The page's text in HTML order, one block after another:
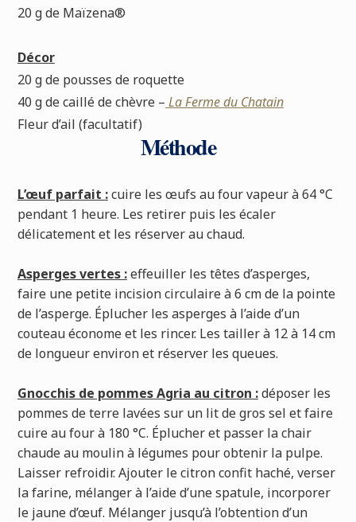
20 g de Maïzena®
Décor
20 g de pousses de roquette
40 g de caillé de chèvre – La Ferme du Chatain
Fleur d’ail (facultatif)
Méthode
L’œuf parfait :cuire les œufs au four vapeur à 64 °C
pendant 1 heure. Les retirer puis les écaler
délicatement et les réserver au chaud.
Asperges vertes :effeuiller les têtes d’asperges,
faire une petite incision circulaire à 6 cm de la pointe
de l’asperge. Éplucher les asperges à l’aide d’un
couteau économe et les rincer. Les tailler à 12 à 14 cm
de longueur environ et réserver les queues.
Gnocchis de pommes Agria au citron :déposer les
pommes de terre lavées sur un lit de gros sel et faire
cuire au four à 180 °C. Éplucher et passer la chair
chaude au moulin à légumes pour obtenir la pulpe.
Laisser refroidir. Ajouter le citron confit haché, verser
la farine, mélanger à l’aide d’une spatule, incorporer
le jaune d’œuf. Mélanger jusqu’à l’obtention d’un